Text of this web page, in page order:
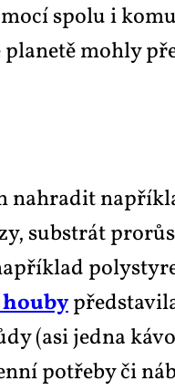
spo­lu i
pla­ne­tě moh­ly
na­hra­dit
sub­strát
(asi jed­na
po­tře­by či